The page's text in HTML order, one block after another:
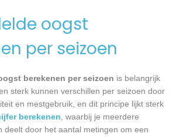
oogst
per seizoen
berekenen per seizoen is belangrijk
sterk kunnen verschillen per seizoen door
en mestgebruik, en dit principe lijkt sterk
berekenen, waarbij je meerdere
deelt door het aantal metingen om een